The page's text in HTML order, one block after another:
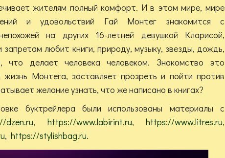
жителям полный комфорт. И в этом мире, мире
и удовольствий Гай Монтег знакомится с
на других 16-летней девушкой Кларисой,
запретам любит книги, природу, музыку, звезды, дождь,
что делает человека человеком. Знакомство это
жизнь Монтега, заставляет прозреть и пойти против
желание узнать, что же написано в книгах?
буктрейлера были использованы материалы с
dzen.ru, https://www.labirint.ru,https://www.litres.ru,
, https://stylishbag.ru.